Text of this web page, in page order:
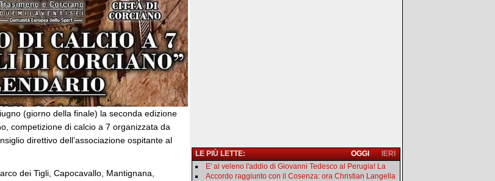
(giorno della finale) la seconda edizione
competizione di calcio a 7 organizzata da
direttivo dell’associazione ospitante al
dei Tigli, Capocavallo, Mantignana,
LE PIÙ LETTE: IERI
OGGI
E' al veleno l'addio di Giovanni Tedesco al Perugia! La
Accordo raggiunto con il Cosenza: ora Christian Langella